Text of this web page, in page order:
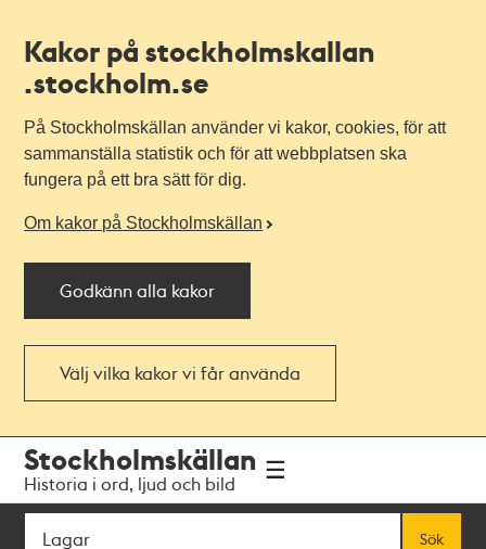
Kakor på stockholmskallan
.stockholm.se
På Stockholmskällan använder vi kakor, cookies, för att
sammanställa statistik och för att webbplatsen ska
fungera på ett bra sätt för dig.
Om kakor på Stockholmskällan
Godkänn alla kakor
Välj vilka kakor vi får använda
navigationen
huvudinnehållet
Stockholmskällan
Historia i ord, ljud och bild
Sök
Sök